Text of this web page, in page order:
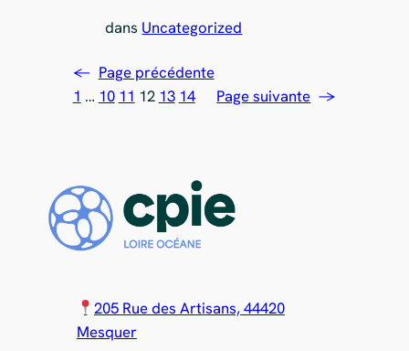
dans Uncategorized
← Page précédente
1 … 10 11 12 13 14 Page suivante →
205 Rue des Artisans, 44420
Mesquer